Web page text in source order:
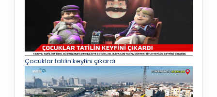
Çocuklar tatilin keyfini çıkardı